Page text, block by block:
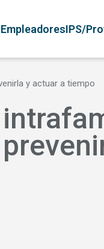
EmpleadoresIPS/
y actuar a tiempo